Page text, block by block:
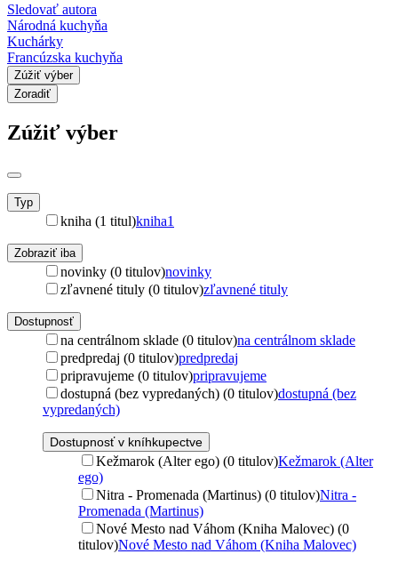
Sledovať autora
Národná kuchyňa
Kuchárky
Francúzska kuchyňa
Zúžiť výber
Zoradiť
Zúžiť výber
Typ
kniha (1 titul)kniha1
Zobraziť iba
novinky (0 titulov)novinky
zľavnené tituly (0 titulov)zľavnené tituly
Dostupnosť
na centrálnom sklade (0 titulov)na centrálnom sklade
predpredaj (0 titulov)predpredaj
pripravujeme (0 titulov)pripravujeme
dostupná (bez vypredaných) (0 titulov)dostupná (bez
vypredaných)
Dostupnosť v kníhkupectve
Kežmarok (Alter ego) (0 titulov)Kežmarok (Alter
ego)
Nitra - Promenada (Martinus) (0 titulov)Nitra -
Promenada (Martinus)
Nové Mesto nad Váhom (Kniha Malovec) (0
titulov)Nové Mesto nad Váhom (Kniha Malovec)